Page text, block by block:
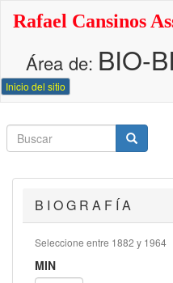
principal
Rafael Cansinos
Área de: BIO-
Inicio del sitio
Buscar
Buscar
Buscar
B I O G R A F Í A
Seleccione entre 1882 y 1964
MIN